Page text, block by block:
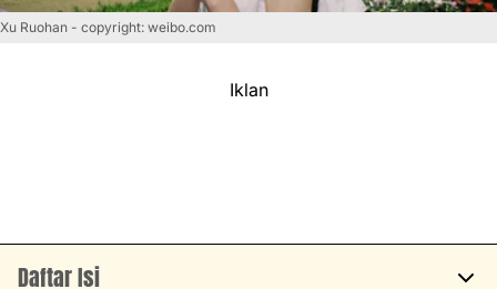
Xu Ruohan - copyright: weibo.com
Iklan
Daftar Isi